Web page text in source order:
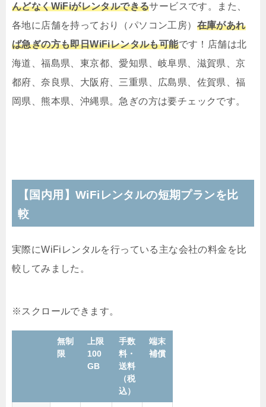
んどなくWiFiがレンタルできるサービスです。また、
各地に店舗を持っており（パソコン工房） 在庫があれ
ば急ぎの方も即日WiFiレンタルも可能です！店舗は北
海道、福島県、東京都、愛知県、岐阜県、滋賀県、京
都府、奈良県、大阪府、三重県、広島県、佐賀県、福
岡県、熊本県、沖縄県。急ぎの方は要チェックです。
【国内用】WiFiレンタルの短期プランを比
較
実際にWiFiレンタルを行っている主な会社の料金を比
較してみました。
無制
限
上限
100
GB
手数
料・
送料
（税
込）
端末
補償